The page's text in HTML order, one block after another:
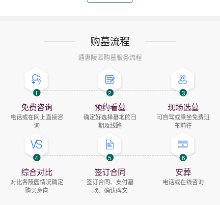
购墓流程
通惠陵园购墓服务流程
1
免费咨询
电话或在网上直接咨
询
2
预约看墓
确定好选择墓地的日
期及线路
3
现场选墓
可自驾或乘坐免费班
车前往
4
综合对比
对比各陵园情况确定
购买意向
5
签订合同
签订合同、支付墓
款、确认碑文
6
安葬
电话或在线咨询